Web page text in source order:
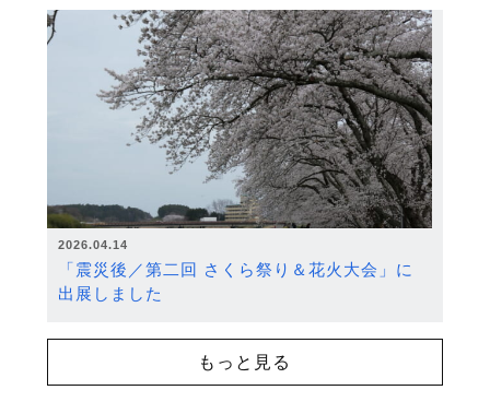
2026.04.14
「震災後／第二回 さくら祭り＆花火大会」に
出展しました
もっと見る